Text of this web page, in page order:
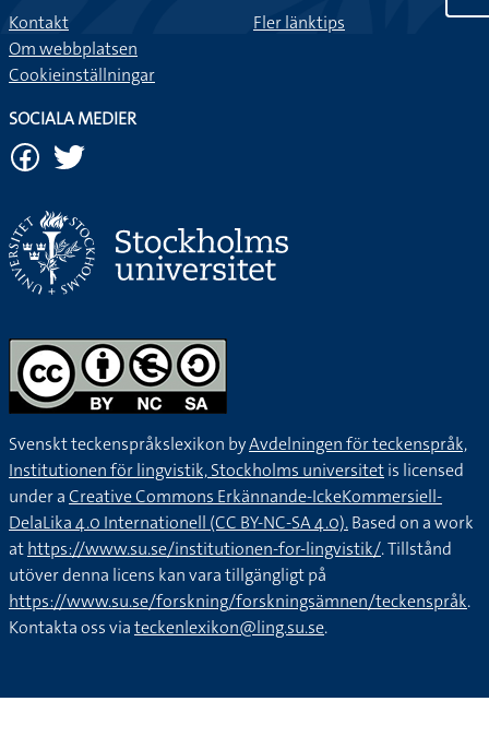
Kontakt
Om webbplatsen
Cookieinställningar
Fler länktips
SOCIALA MEDIER
Svenskt teckenspråkslexikon byAvdelningen för teckenspråk,
Institutionen för lingvistik, Stockholms universitetis licensed
under aCreative Commons Erkännande-IckeKommersiell-
DelaLika 4.0 Internationell (CC BY-NC-SA 4.0).Based on a work
athttps://www.su.se/institutionen-for-lingvistik/. Tillstånd
utöver denna licens kan vara tillgängligt på
https://www.su.se/forskning/forskningsämnen/teckenspråk.
Kontakta oss viateckenlexikon@ling.su.se.